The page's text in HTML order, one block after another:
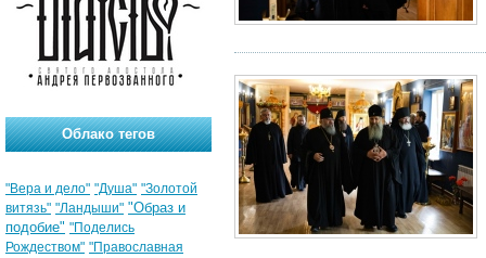
Облако тегов
"Вера и дело" "Душа" "Золотой
витязь" "Ландыши" "Образ и
подобие" "Поделись
Рождеством" "Православная